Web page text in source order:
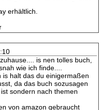
erhältlich.
is nen tolles buch,
wie ich finde....
halt das du einigermaßen
da das buch sozusagen
sondern nach themen
von amazon gebraucht